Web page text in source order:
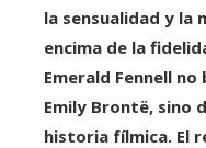
la sensualidad y la
encima de la
Emerald Fennell
Emily Brontë, sino
historia fílmica. El